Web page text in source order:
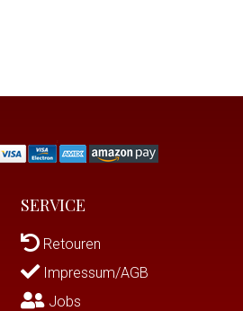
SERVICE
Retouren
Impressum/AGB
Jobs